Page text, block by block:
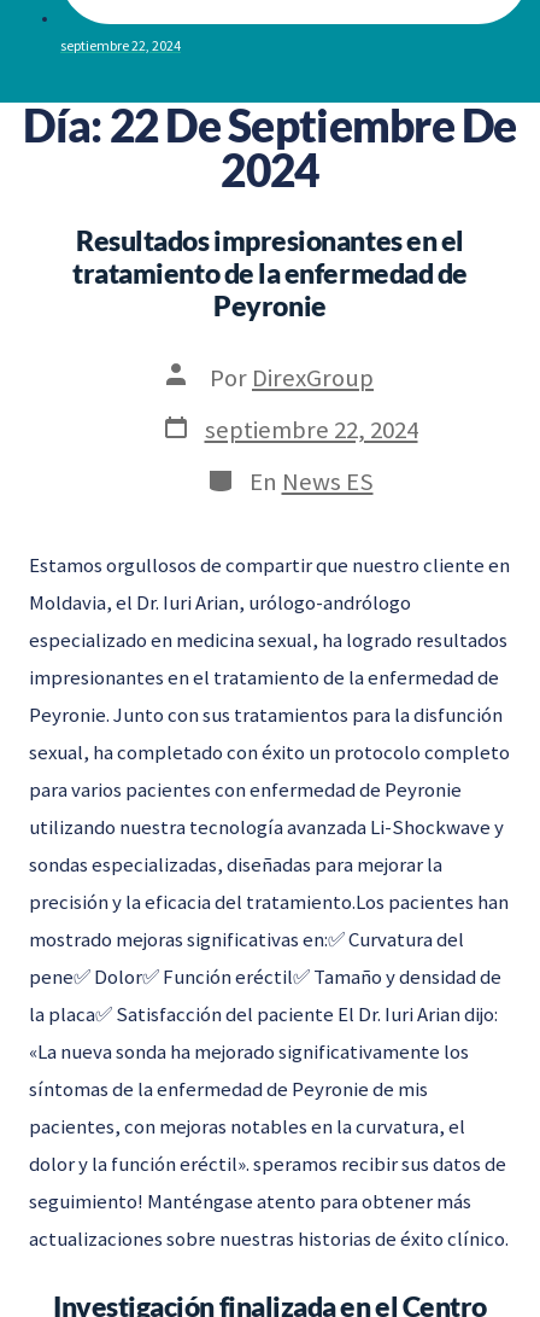
septiembre 22, 2024
Día:22 De Septiembre De
2024
Resultados impresionantes en el
tratamiento de la enfermedad de
Peyronie
Autor
la
entrada
Por DirexGroup
Fecha
de
publicación
septiembre 22, 2024
Categorías
En News ES
Estamos orgullosos de compartir que nuestro cliente en
Moldavia, el Dr. Iuri Arian, urólogo-andrólogo
especializado en medicina sexual, ha logrado resultados
impresionantes en el tratamiento de la enfermedad de
Peyronie. Junto con sus tratamientos para la disfunción
sexual, ha completado con éxito un protocolo completo
para varios pacientes con enfermedad de Peyronie
utilizando nuestra tecnología avanzada Li-Shockwave y
sondas especializadas, diseñadas para mejorar la
precisión y la eficacia del tratamiento.Los pacientes han
mostrado mejoras significativas en:✅ Curvatura del
pene✅ Dolor✅ Función eréctil✅ Tamaño y densidad de
la placa✅ Satisfacción del paciente El Dr. Iuri Arian dijo:
«La nueva sonda ha mejorado significativamente los
síntomas de la enfermedad de Peyronie de mis
pacientes, con mejoras notables en la curvatura, el
dolor y la función eréctil». speramos recibir sus datos de
seguimiento! Manténgase atento para obtener más
actualizaciones sobre nuestras historias de éxito clínico.
Investigación finalizada en el Centro